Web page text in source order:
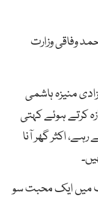
وفاقی وزارت
منیزہ ہاشمی
کرتے ہوئے کہتی
اکثر گھر آنا
میں ایک محبت سو